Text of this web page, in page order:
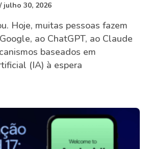
julho 30, 2026
Hoje, muitas pessoas fazem
ao ChatGPT, ao Claude
baseados em
(IA) à espera